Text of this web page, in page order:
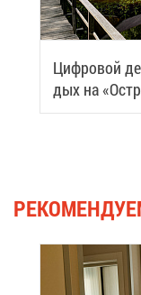
Циф­ро­вой
дых на
вить си­лы